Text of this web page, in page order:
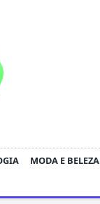
MODA E BELEZA